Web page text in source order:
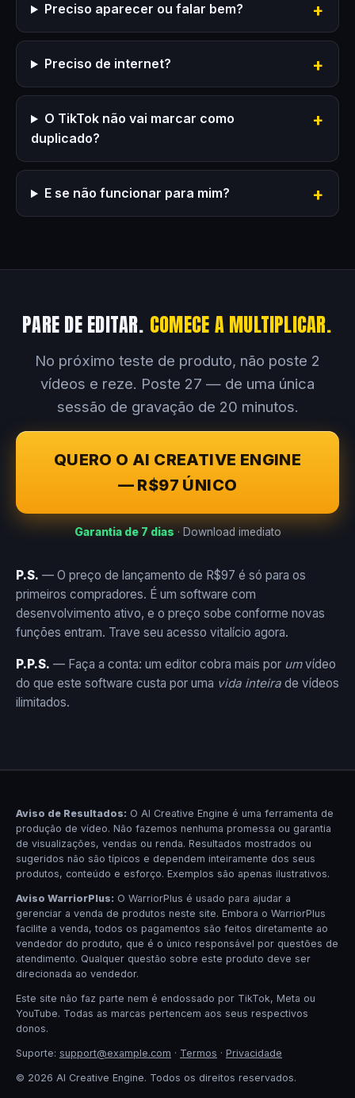
Preciso aparecer ou falar bem?
Preciso de internet?
O TikTok não vai marcar como
duplicado?
E se não funcionar para mim?
PARE DE EDITAR. COMECE A MULTIPLICAR.
No próximo teste de produto, não poste 2
vídeos e reze. Poste 27 — de uma única
sessão de gravação de 20 minutos.
QUERO O AI CREATIVE ENGINE
— R$97 ÚNICO
Garantia de 7 dias · Download imediato
P.S. — O preço de lançamento de R$97 é só para os
primeiros compradores. É um software com
desenvolvimento ativo, e o preço sobe conforme novas
funções entram. Trave seu acesso vitalício agora.
P.P.S. — Faça a conta: um editor cobra mais por umvídeo
do que este software custa por uma vida inteira de vídeos
ilimitados.
Aviso de Resultados: O AI Creative Engine é uma ferramenta de
produção de vídeo. Não fazemos nenhuma promessa ou garantia
de visualizações, vendas ou renda. Resultados mostrados ou
sugeridos não são típicos e dependem inteiramente dos seus
produtos, conteúdo e esforço. Exemplos são apenas ilustrativos.
Aviso WarriorPlus: O WarriorPlus é usado para ajudar a
gerenciar a venda de produtos neste site. Embora o WarriorPlus
facilite a venda, todos os pagamentos são feitos diretamente ao
vendedor do produto, que é o único responsável por questões de
atendimento. Qualquer questão sobre este produto deve ser
direcionada ao vendedor.
Este site não faz parte nem é endossado por TikTok, Meta ou
YouTube. Todas as marcas pertencem aos seus respectivos
donos.
Suporte: support@example.com · Termos · Privacidade
© 2026 AI Creative Engine. Todos os direitos reservados.